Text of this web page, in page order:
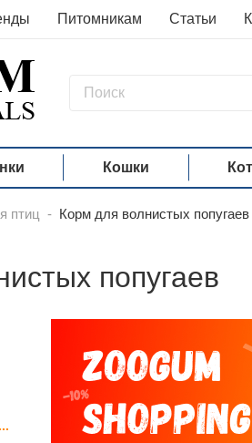
Питомникам Статьи
Кошки
птиц - Корм для волнистых попугаев
попугаев